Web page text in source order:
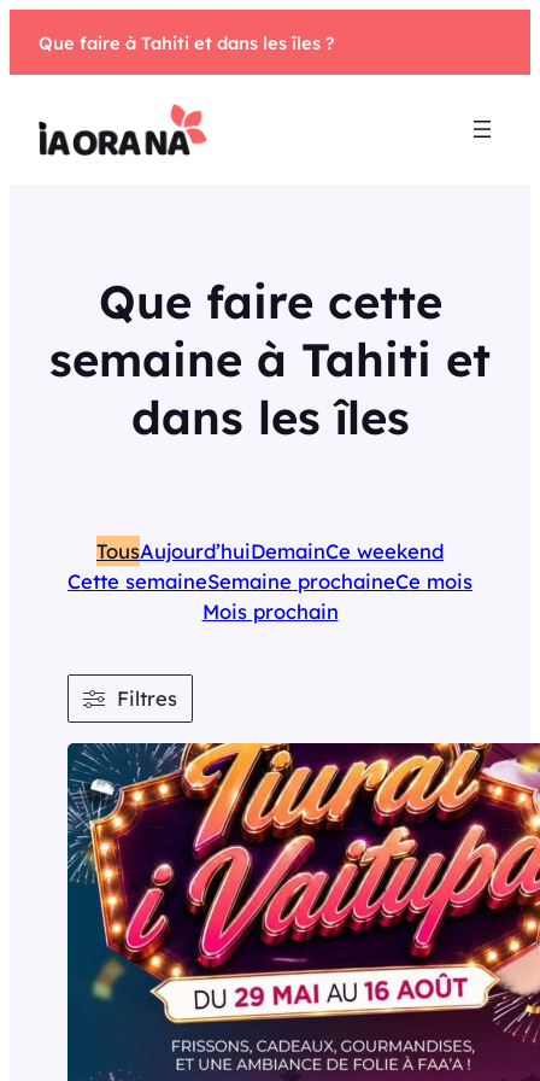
Que faire à Tahiti et dans les îles ?
Que faire cette
semaine à Tahiti et
dans les îles
TousAujourd’huiDemainCe weekend
Cette semaineSemaine prochaineCe mois
Mois prochain
Filtres